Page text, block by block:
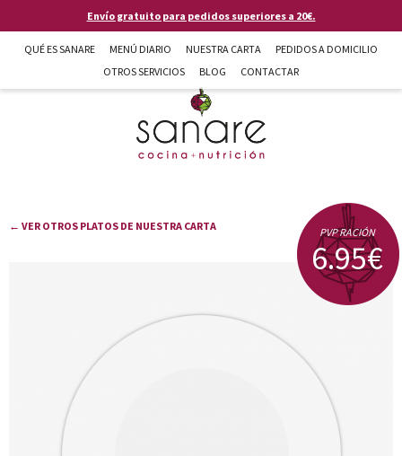
Pasar al contenido principalEnvío gratuito para pedidos superiores a 20€.
QUÉ ES SANARE MENÚ DIARIO NUESTRA CARTA
PEDIDOS A DOMICILIO
OTROS SERVICIOS
BLOG CONTACTAR
Sanare cocina + nutrición en Almería
← VER OTROS PLATOS DE NUESTRA CARTA PVP RACIÓN
6.95€